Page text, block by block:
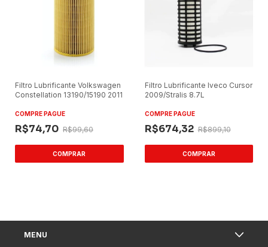
Filtro Lubrificante Volkswagen
Constellation 13190/15190 2011
COMPRE PAGUE
R$74,70 R$99,60
Filtro Lubrificante Iveco Cursor
2009/Stralis 8.7L
COMPRE PAGUE
R$674,32 R$899,10
MENU